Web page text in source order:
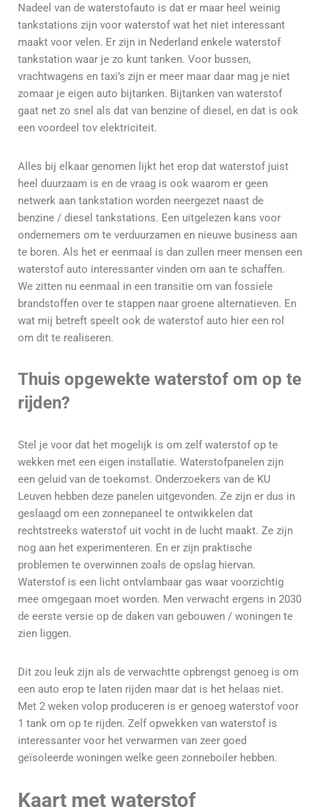
Nadeel van de waterstofauto is dat er maar heel weinig
tankstations zijn voor waterstof wat het niet interessant
maakt voor velen. Er zijn in Nederland enkele waterstof
tankstation waar je zo kunt tanken. Voor bussen,
vrachtwagens en taxi’s zijn er meer maar daar mag je niet
zomaar je eigen auto bijtanken. Bijtanken van waterstof
gaat net zo snel als dat van benzine of diesel, en dat is ook
een voordeel tov elektriciteit.
Alles bij elkaar genomen lijkt het erop dat waterstof juist
heel duurzaam is en de vraag is ook waarom er geen
netwerk aan tankstation worden neergezet naast de
benzine / diesel tankstations. Een uitgelezen kans voor
ondernemers om te verduurzamen en nieuwe business aan
te boren. Als het er eenmaal is dan zullen meer mensen een
waterstof auto interessanter vinden om aan te schaffen.
We zitten nu eenmaal in een transitie om van fossiele
brandstoffen over te stappen naar groene alternatieven. En
wat mij betreft speelt ook de waterstof auto hier een rol
om dit te realiseren.
Thuis opgewekte waterstof om op te
rijden?
Stel je voor dat het mogelijk is om zelf waterstof op te
wekken met een eigen installatie. Waterstofpanelen zijn
een geluid van de toekomst. Onderzoekers van de KU
Leuven hebben deze panelen uitgevonden. Ze zijn er dus in
geslaagd om een zonnepaneel te ontwikkelen dat
rechtstreeks waterstof uit vocht in de lucht maakt. Ze zijn
nog aan het experimenteren. En er zijn praktische
problemen te overwinnen zoals de opslag hiervan.
Waterstof is een licht ontvlambaar gas waar voorzichtig
mee omgegaan moet worden. Men verwacht ergens in 2030
de eerste versie op de daken van gebouwen / woningen te
zien liggen.
Dit zou leuk zijn als de verwachtte opbrengst genoeg is om
een auto erop te laten rijden maar dat is het helaas niet.
Met 2 weken volop produceren is er genoeg waterstof voor
1 tank om op te rijden. Zelf opwekken van waterstof is
interessanter voor het verwarmen van zeer goed
geïsoleerde woningen welke geen zonneboiler hebben.
Kaart met waterstof